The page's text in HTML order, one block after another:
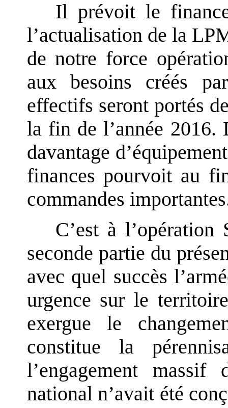
Il prévoit le
l’actualisation de la
de notre force
aux besoins créés
effectifs seront portés
la fin de l’année 2016.
davantage
finances pourvoit au
commandes
C’est à l’opération
seconde partie du
avec quel succès
urgence sur le
exergue le
constitue la
l’engagement
national n’avait été